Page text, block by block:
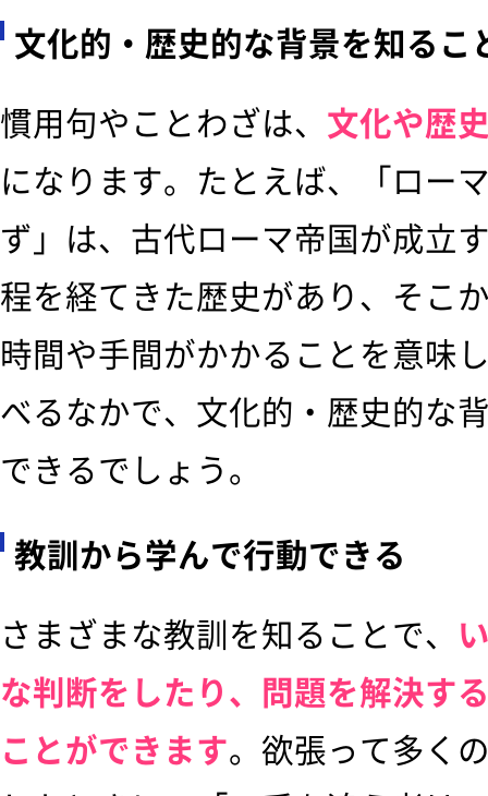
文化的・歴史的な背景を知るこ
慣用句やことわざは、 文化や歴
になります。たとえば、「ロー
ず」は、古代ローマ帝国が成立
程を経てきた歴史があり、そこ
時間や手間がかかることを意味
べるなかで、文化的・歴史的な
できるでしょう。
教訓から学んで行動できる
さまざまな教訓を知ることで、
な判断をしたり、問題を解決す
ことができます。欲張って多く